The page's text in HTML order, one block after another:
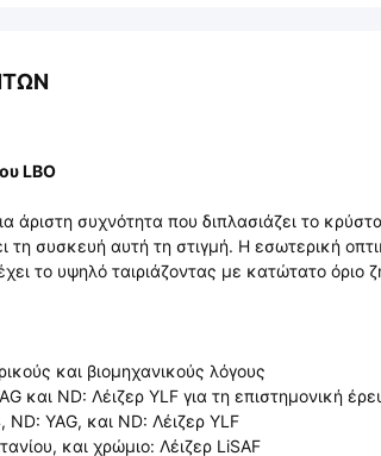
LBO
άριστη συχνότητα που διπλασιάζει το
τη συσκευή αυτή τη στιγμή. Η εσωτερική
το υψηλό ταιριάζοντας με κατώτατο όριο
και βιομηχανικούς λόγους
και ND: Λέιζερ YLF για τη επιστημονική
YAG, και ND: Λέιζερ YLF
και χρώμιο: Λέιζερ LiSAF